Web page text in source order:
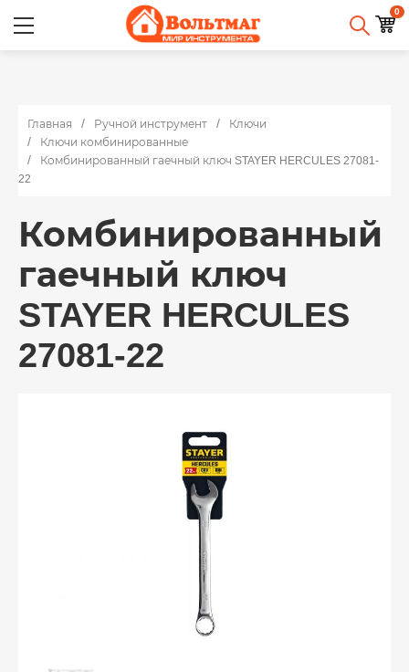
0
Главная Ручной инструмент
Ключи
Ключи комбинированные
Комбинированный гаечный ключ STAYER HERCULES 27081-
22
Комбинированный
гаечный ключ
STAYER HERCULES
27081-22